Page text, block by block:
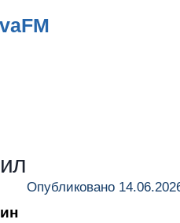
Опубликовано